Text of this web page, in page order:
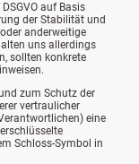
auf Basis
der Stabilität und
anderweitige
uns allerdings
sollten konkrete
zum Schutz der
vertraulicher
eine
Schloss-Symbol in